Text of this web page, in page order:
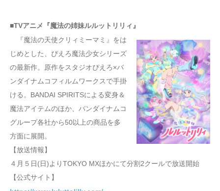
■TVアニメ『魔法の姉妹ルルットリリィ』
『魔法の天使クリィミーマミ』をは
じめとした、ぴえろ魔法少女シリーズ
の最新作。原作をスタジオぴえろ×バ
ンダイナムコフィルムワークスで手掛
ける。BANDAI SPIRITSによる変身＆
魔法アイテムのほか、バンダイナムコ
グループ各社から50以上の商品を多
方面に展開。
【放送情報】
４月５日(日)よりTOKYO MXほかにて分割2クールで放送開始
【公式サイト】